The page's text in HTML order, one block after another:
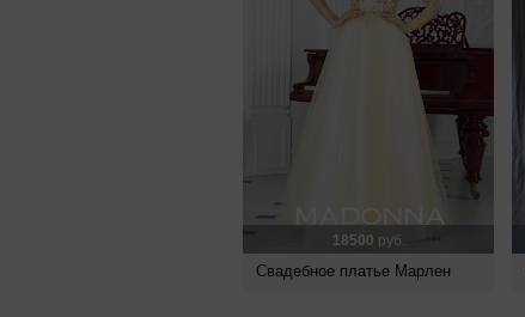
18500 руб.
Свадебное платье Марлен